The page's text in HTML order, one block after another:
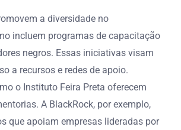
a diversidade no
incluem programas de capacitação
negros. Essas iniciativas visam
a recursos e redes de apoio.
o Instituto Feira Preta oferecem
A BlackRock, por exemplo,
que apoiam empresas lideradas por